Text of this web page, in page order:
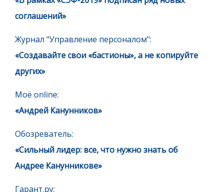
соглашений»
Журнал "Управление персоналом":
«Создавайте свои «бастионы», а не копируйте
других»
Моё online:
«Андрей Канунников»
Обозреватель:
«Сильный лидер: все, что нужно знать об
Андрее Канунникове»
Гарант.ру: